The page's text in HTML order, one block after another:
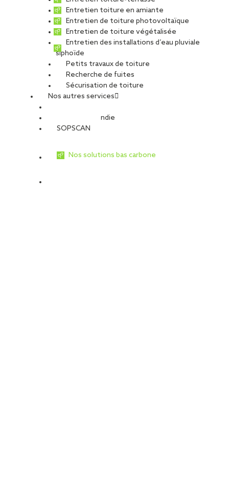
Entretien toiture en amiante
Entretien de toiture photovoltaïque
Entretien de toiture végétalisée
Entretien des installations d’eau pluviale
siphoïde
Petits travaux de toiture
Recherche de fuites
Sécurisation de toiture
Nos autres services
Sécurité Incendie
SOPSCAN
Nos solutions bas carbone